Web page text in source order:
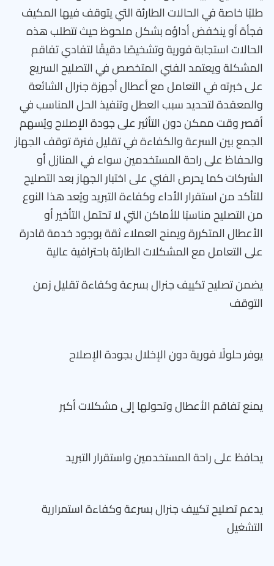
طلبًا خاصة في الحالات الطارئة التي يتوقف فيها المكيف
فجأة أو ينخفض أداؤه بشكل ملحوظ حيث تتطلب هذه
الحالات استجابة فورية وتشخيصًا دقيقًا لتفادي تفاقم
المشكلة ويعتمد الفني المتخصص في التصليح السريع
على خبرته في التعامل مع أعطال أجهزة جنرال الشائعة
والمعقدة لتحديد سبب العطل وتنفيذ الحل المناسب في
أقصر وقت ممكن دون التأثير على جودة الإصلاح ويُسهم
الجمع بين السرعة والكفاءة في تقليل فترة توقف الجهاز
والحفاظ على راحة المستخدمين سواء في المنازل أو
الشركات كما يحرص الفني على اختبار الجهاز بعد التصليح
للتأكد من استقرار الأداء وكفاءة التبريد ويُعد هذا النوع
من التصليح مناسبًا للأماكن التي لا تحتمل التأخير أو
الأعطال المتكررة ويمنح العملاء ثقة بوجود خدمة قادرة
على التعامل مع المشكلات الطارئة باحترافية عالية
يضمن تصليح تكييف جنرال بسرعة وكفاءة تقليل زمن
التوقف
يوفر حلولًا فورية دون الإخلال بجودة الإصلاح
يمنع تفاقم الأعطال وتحولها إلى مشكلات أكبر
يحافظ على راحة المستخدمين واستقرار التبريد
يدعم تصليح تكييف جنرال بسرعة وكفاءة استمرارية
التشغيل